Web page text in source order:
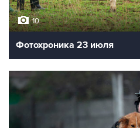
10
Фотохроника 23 июля